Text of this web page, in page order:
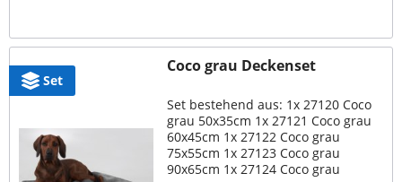
Set
Coco grau Deckenset
Set bestehend aus: 1x 27120 Coco
grau 50x35cm 1x 27121 Coco grau
60x45cm 1x 27122 Coco grau
75x55cm 1x 27123 Coco grau
90x65cm 1x 27124 Coco grau